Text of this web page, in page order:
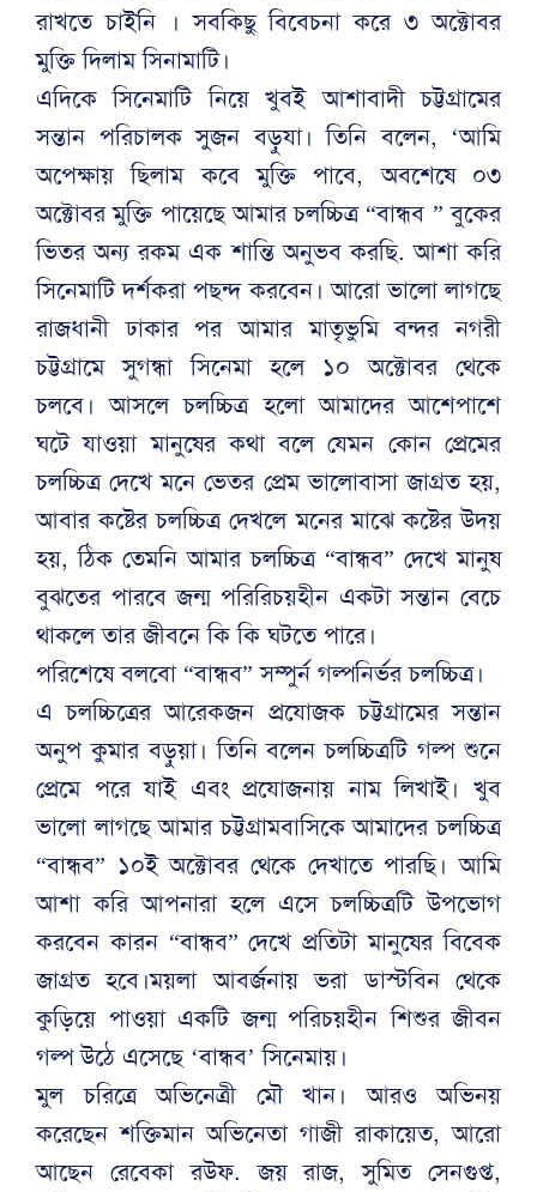
রাখতে চাইনি । সবকিছু বিবেচনা করে ৩ অক্টোবর
মুক্তি দিলাম সিনামাটি।
এদিকে সিনেমাটি নিয়ে খুবই আশাবাদী চট্টগ্রামের
সন্তান পরিচালক সুজন বড়ুযা। তিনি বলেন, ‘আমি
অপেক্ষায় ছিলাম কবে মুক্তি পাবে, অবশেষে ০৩
অক্টোবর মুক্তি পায়েছে আমার চলচ্চিত্র “বান্ধব ” বুকের
ভিতর অন্য রকম এক শান্তি অনুভব করছি. আশা করি
সিনেমাটি দর্শকরা পছন্দ করবেন। আরো ভালো লাগছে
রাজধানী ঢাকার পর আমার মাতৃভুমি বন্দর নগরী
চট্টগ্রামে সুগন্ধা সিনেমা হলে ১০ অক্টোবর থেকে
চলবে। আসলে চলচ্চিত্র হলো আমাদের আশেপাশে
ঘটে যাওয়া মানুষের কথা বলে যেমন কোন প্রেমের
চলচ্চিত্র দেখে মনে ভেতর প্রেম ভালোবাসা জাগ্রত হয়,
আবার কষ্টের চলচ্চিত্র দেখলে মনের মাঝে কষ্টের উদয়
হয়, ঠিক তেমনি আমার চলচ্চিত্র “বান্ধব” দেখে মানুষ
বুঝতের পারবে জন্ম পরিরিচয়হীন একটা সন্তান বেচে
থাকলে তার জীবনে কি কি ঘটতে পারে।
পরিশেষে বলবো “বান্ধব” সম্পুর্ন গল্পনির্ভর চলচ্চিত্র।
এ চলচ্চিত্রের আরেকজন প্রযোজক চট্টগ্রামের সন্তান
অনুপ কুমার বড়ুয়া। তিনি বলেন চলচ্চিত্রটি গল্প শুনে
প্রেমে পরে যাই এবং প্রযোজনায় নাম লিখাই। খুব
ভালো লাগছে আমার চট্টগ্রামবাসিকে আমাদের চলচ্চিত্র
“বান্ধব” ১০ই অক্টোবর থেকে দেখাতে পারছি। আমি
আশা করি আপনারা হলে এসে চলচ্চিত্রটি উপভোগ
করবেন কারন “বান্ধব” দেখে প্রতিটা মানুষের বিবেক
জাগ্রত হবে।ময়লা আবর্জনায় ভরা ডাস্টবিন থেকে
কুড়িয়ে পাওয়া একটি জন্ম পরিচয়হীন শিশুর জীবন
গল্প উঠে এসেছে ‘বান্ধব’ সিনেমায়।
মুল চরিত্রে অভিনেত্রী মৌ খান। আরও অভিনয়
করেছেন শক্তিমান অভিনেতা গাজী রাকায়েত, আরো
আছেন রেবেকা রউফ. জয় রাজ, সুমিত সেনগুপ্ত,